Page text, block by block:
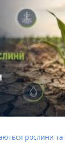
рослини